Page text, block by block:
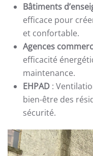
Bâtiments
efficace pour
et confortable.
Agences
efficacité
maintenance.
EHPAD :
bien-être des
sécurité.